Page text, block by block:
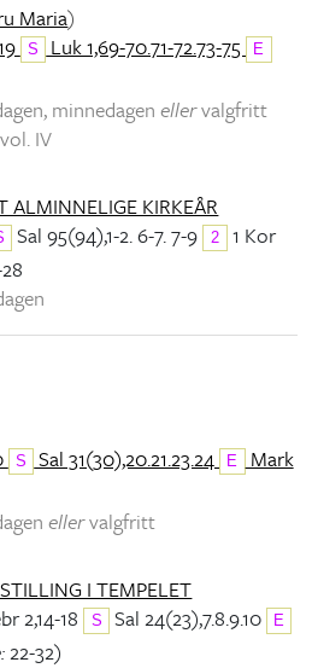
Maria)
S Luk 1,69-70.71-72.73-75 E
minnedagen ellervalgfritt
IV
ALMINNELIGE KIRKEÅR
Sal 95(94),1-2. 6-7. 7-9 2
1 Kor
S Sal 31(30),20.21.23.24 E Mark
ellervalgfritt
I TEMPELET
2,14-18 S Sal 24(23),7.8.9.10 E
22-32)